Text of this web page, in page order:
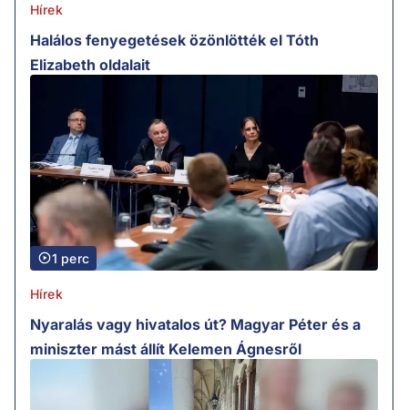
Hírek
Halálos fenyegetések özönlötték el Tóth
Elizabeth oldalait
1 perc
Hírek
Nyaralás vagy hivatalos út? Magyar Péter és a
miniszter mást állít Kelemen Ágnesről